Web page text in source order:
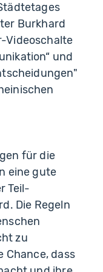
Burkhard
Videoschalte
und
für die
eine gute
Teil-
Die Regeln
zu
Chance, dass